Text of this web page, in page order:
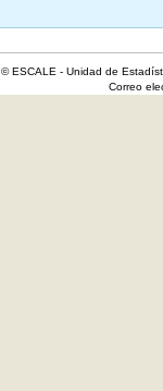
© ESCALE - Unidad de
Correo